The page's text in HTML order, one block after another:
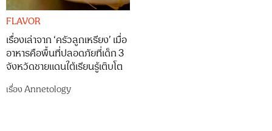
FLAVOR
เรื่องเล่าจาก ‘ครัวลูกเหรียง’ เมื่อ
อาหารคือพื้นที่ปลอดภัยที่เด็ก 3
จังหวัดชายแดนใต้เรียนรู้เติบโต
เรื่องAnnetology